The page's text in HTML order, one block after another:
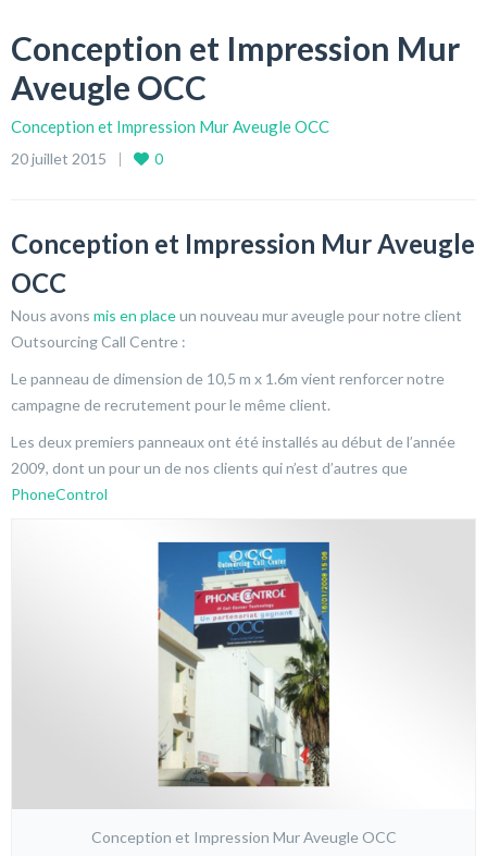
Conception et Impression Mur
Aveugle OCC
Conception et Impression Mur Aveugle OCC
20 juillet 2015 0
Conception et Impression Mur Aveugle
OCC
Nous avons mis en placeun nouveau mur aveugle pour notre client
Outsourcing Call Centre :
Le panneau de dimension de 10,5 m x 1.6m vient renforcer notre
campagne de recrutement pour le même client.
Les deux premiers panneaux ont été installés au début de l’année
2009, dont un pour un de nos clients qui n’est d’autres que
PhoneControl
Conception et Impression Mur Aveugle OCC